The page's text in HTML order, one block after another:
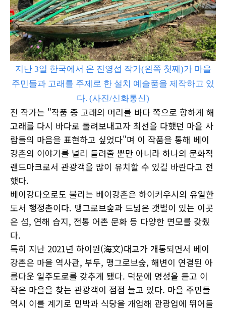
지난 3일 한국에서 온 진영섭 작가(왼쪽 첫째)가 마을
주민들과 고래를 주제로 한 설치 예술품을 제작하고 있
다. (사진/신화통신)
진 작가는 "작품 중 고래의 머리를 바다 쪽으로 향하게 해
고래를 다시 바다로 돌려보내고자 최선을 다했던 마을 사
람들의 마음을 표현하고 싶었다"며 이 작품을 통해 베이
강촌의 이야기를 널리 들려줄 뿐만 아니라 하나의 문화적
랜드마크로서 관광객을 많이 유치할 수 있길 바란다고 전
했다.
베이강다오로도 불리는 베이강촌은 하이커우시의 유일한
도서 행정촌이다. 맹그로브숲과 드넓은 갯벌이 있는 이곳
은 섬, 연해 습지, 전통 어촌 문화 등 다양한 면모를 갖췄
다.
특히 지난 2021년 하이원(海文)대교가 개통되면서 베이
강촌은 마을 역사관, 부두, 맹그로브숲, 해변이 연결된 아
름다운 일주도로를 갖추게 됐다. 덕분에 명성을 듣고 이
작은 마을을 찾는 관광객이 점점 늘고 있다. 마을 주민들
역시 이를 계기로 민박과 식당을 개업해 관광업에 뛰어들